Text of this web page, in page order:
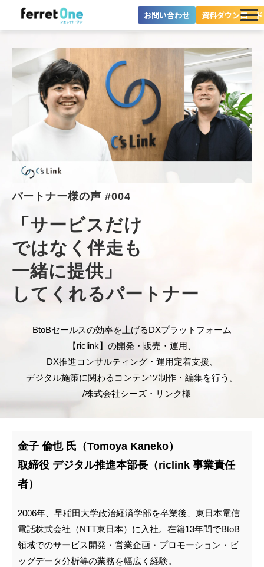
お問い合わせ 資料ダウンロード
ツール・機能一覧
目的別に探す
導入事例
料金プラン
パートナー様の声 #004
「サービスだけ
ではなく伴走も
一緒に提供」
してくれるパートナー
BtoBセールスの効率を上げるDXプラットフォーム
【riclink】の開発・販売・運用、
DX推進コンサルティング・運用定着支援、
デジタル施策に関わるコンテンツ制作・編集を行う。
/株式会社シーズ・リンク様
金子 倫也 氏（Tomoya Kaneko）
取締役 デジタル推進本部長（riclink 事業責任
者）
2006年、早稲田大学政治経済学部を卒業後、東日本電信
電話株式会社（NTT東日本）に入社。在籍13年間でBtoB
領域でのサービス開発・営業企画・プロモーション・ビ
ッグデータ分析等の業務を幅広く経験。